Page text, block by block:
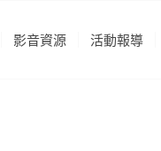
影音資源 活動報導